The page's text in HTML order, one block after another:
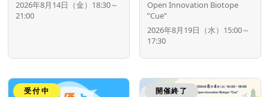
2026年8月14日（金）18:30～
21:00
Open Innovation Biotope
”Cue”
2026年8月19日（水）15:00～
17:30
受付中 開催終了